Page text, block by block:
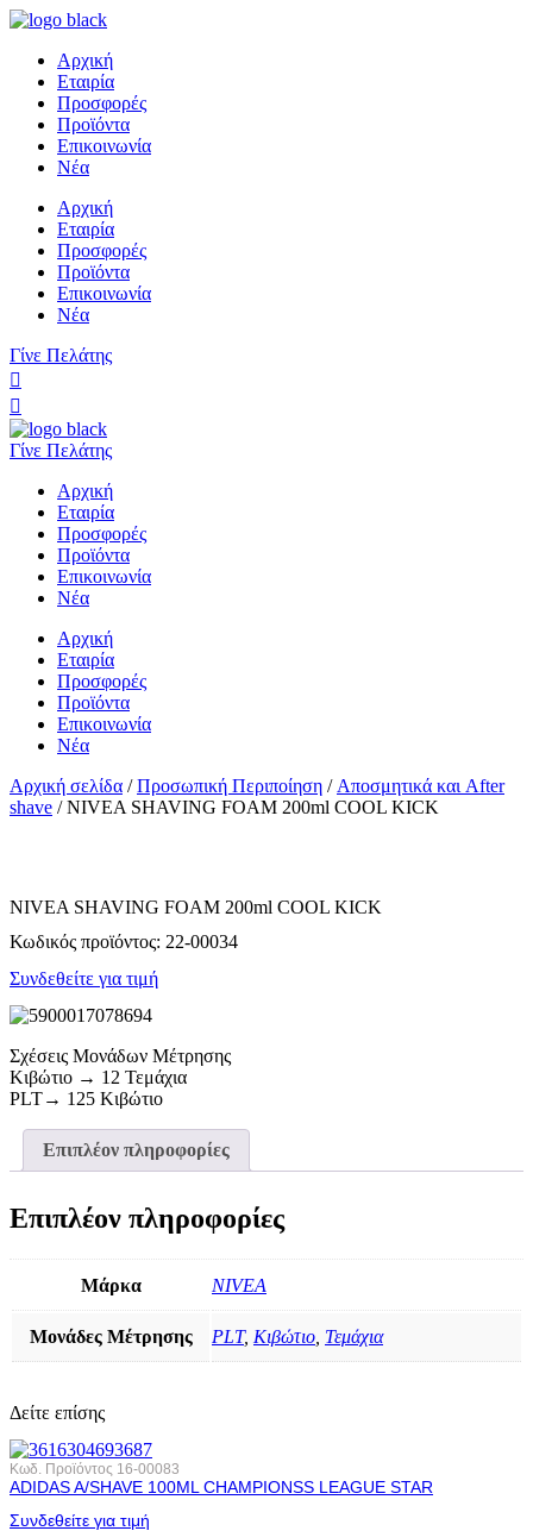
Αρχική
Εταιρία
Προσφορές
Προϊόντα
Επικοινωνία
Νέα
Αρχική
Εταιρία
Προσφορές
Προϊόντα
Επικοινωνία
Νέα
Γίνε Πελάτης
Γίνε Πελάτης
Αρχική
Εταιρία
Προσφορές
Προϊόντα
Επικοινωνία
Νέα
Αρχική
Εταιρία
Προσφορές
Προϊόντα
Επικοινωνία
Νέα
Αρχική σελίδα /Προσωπική Περιποίηση / Αποσμητικά και After
shave / NIVEA SHAVING FOAM 200ml COOL KICK
NIVEA SHAVING FOAM 200ml COOL KICK
Κωδικός προϊόντος: 22-00034
Συνδεθείτε για τιμή
Σχέσεις Μονάδων Μέτρησης
Κιβώτιο → 12 Τεμάχια
PLT→ 125 Κιβώτιο
Επιπλέον πληροφορίες
Επιπλέον πληροφορίες
Μάρκα NIVEA
Μονάδες Μέτρησης PLT, Κιβώτιο Τεμάχια
Δείτε επίσης
Κωδ. Προϊόντος 16-00083
ADIDAS A/SHAVE 100ML CHAMPIONSS LEAGUE STAR
Συνδεθείτε για τιμή